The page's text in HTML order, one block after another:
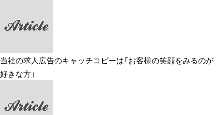
当社の求人広告のキャッチコピーは「お客様の笑顔をみるのが
好きな方」